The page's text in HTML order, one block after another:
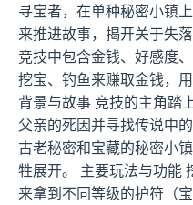
寻宝者，在单种秘密小镇
来推进故事，揭开关于失
竞技中包含金钱、好感度
挖宝、钓鱼来赚取金钱，
背景与故事 竞技的主角踏
父亲的死因并寻找传说中
古老秘密和宝藏的秘密小
牲展开。 主要玩法与功能
来拿到不同等级的护符（